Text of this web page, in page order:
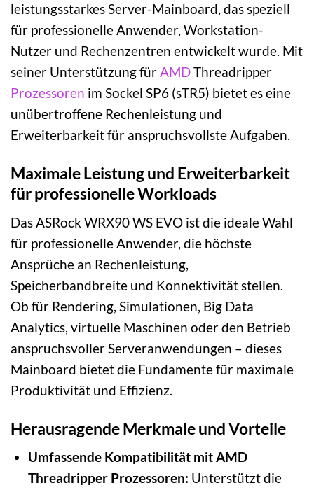
leistungsstarkes Server-Mainboard, das speziell
für professionelle Anwender, Workstation-
Nutzer und Rechenzentren entwickelt wurde. Mit
seiner Unterstützung fürAMDThreadripper
Prozessoren im Sockel SP6 (sTR5) bietet es eine
unübertroffene Rechenleistung und
Erweiterbarkeit für anspruchsvollste Aufgaben.
Maximale Leistung und Erweiterbarkeit
für professionelle Workloads
Das ASRock WRX90 WS EVO ist die ideale Wahl
für professionelle Anwender, die höchste
Ansprüche an Rechenleistung,
Speicherbandbreite und Konnektivität stellen.
Ob für Rendering, Simulationen, Big Data
Analytics, virtuelle Maschinen oder den Betrieb
anspruchsvoller Serveranwendungen – dieses
Mainboard bietet die Fundamente für maximale
Produktivität und Effizienz.
Herausragende Merkmale und Vorteile
Umfassende Kompatibilität mit AMD
Threadripper Prozessoren: Unterstützt die